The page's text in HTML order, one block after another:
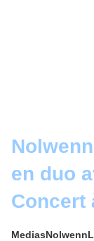
en duo
Concert